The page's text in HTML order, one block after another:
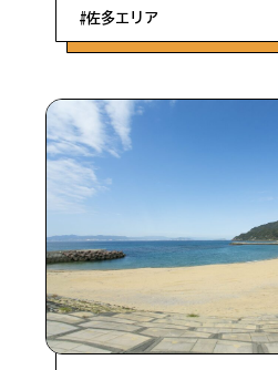
#佐多エリア